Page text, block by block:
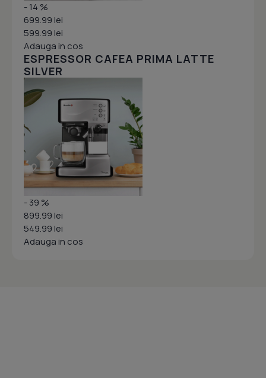
- 14 %
699.99 lei
599.99 lei
Adauga in cos
ESPRESSOR CAFEA PRIMA LATTE
SILVER
- 39 %
899.99 lei
549.99 lei
Adauga in cos